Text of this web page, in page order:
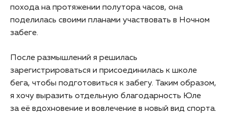
похода на протяжении полутора часов, она
поделилась своими планами участвовать в Ночном
забеге.
После размышлений я решилась
зарегистрироваться и присоединилась к школе
бега, чтобы подготовиться к забегу. Таким образом,
я хочу выразить отдельную благодарность Юле
за её вдохновение и вовлечение в новый вид спорта.